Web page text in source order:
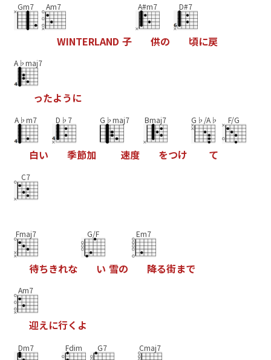
Gm7 Am7
WINTERLAND 子
A#m7
供の
D#7
頃に戻
A♭maj7
ったよう に
A♭m7
白い
D♭7
季節加
G♭maj7
速度
Bmaj7
をつけ
G♭/A♭
て
F/G
C7
Fmaj7
待ちきれな
G/F
い 雪の
Em7
降る街まで
Am7
迎えに行く よ
Dm7 Fdim G7 Cmaj7